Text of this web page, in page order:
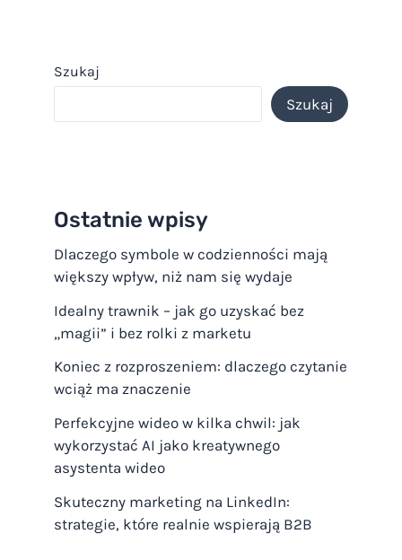
Szukaj
Szukaj
Ostatnie wpisy
Dlaczego symbole w codzienności mają
większy wpływ, niż nam się wydaje
Idealny trawnik – jak go uzyskać bez
„magii” i bez rolki z marketu
Koniec z rozproszeniem: dlaczego czytanie
wciąż ma znaczenie
Perfekcyjne wideo w kilka chwil: jak
wykorzystać AI jako kreatywnego
asystenta wideo
Skuteczny marketing na LinkedIn:
strategie, które realnie wspierają B2B